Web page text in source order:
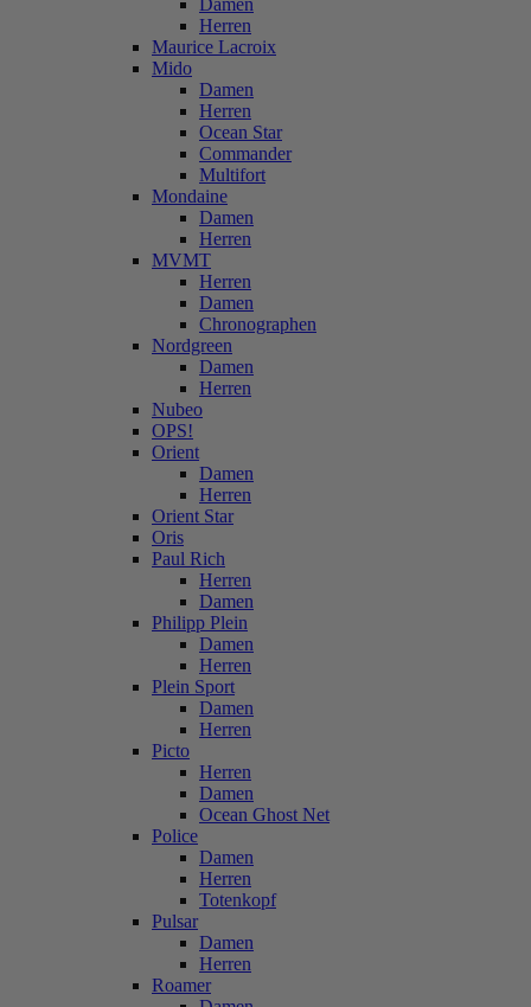
Damen
Herren
Maurice Lacroix
Mido
Damen
Herren
Ocean Star
Commander
Multifort
Mondaine
Damen
Herren
MVMT
Herren
Damen
Chronographen
Nordgreen
Damen
Herren
Nubeo
OPS!
Orient
Damen
Herren
Orient Star
Oris
Paul Rich
Herren
Damen
Philipp Plein
Damen
Herren
Plein Sport
Damen
Herren
Picto
Herren
Damen
Ocean Ghost Net
Police
Damen
Herren
Totenkopf
Pulsar
Damen
Herren
Roamer